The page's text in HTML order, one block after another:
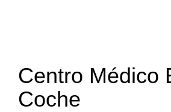
Centro Médico
Coche